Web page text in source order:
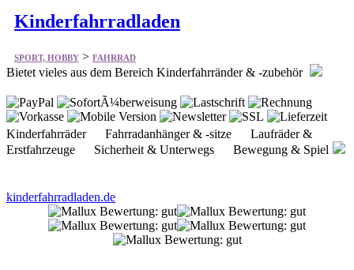
Kinderfahrradladen
SPORT, HOBBY > FAHRRAD
Bietet vieles aus dem Bereich Kinderfahrränder & -zubehör
Kinderfahrräder Fahrradanhänger & -sitze Laufräder &
Erstfahrzeuge Sicherheit & Unterwegs Bewegung & Spiel
kinderfahrradladen.de